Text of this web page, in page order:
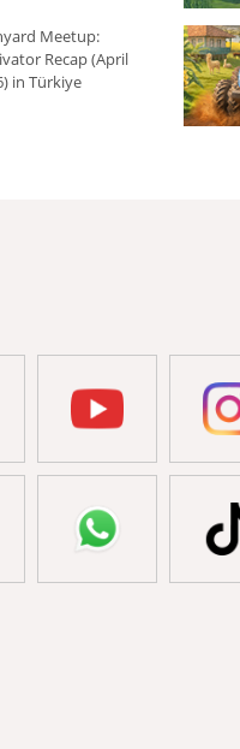
Meetup:
Recap (April
in Türkiye